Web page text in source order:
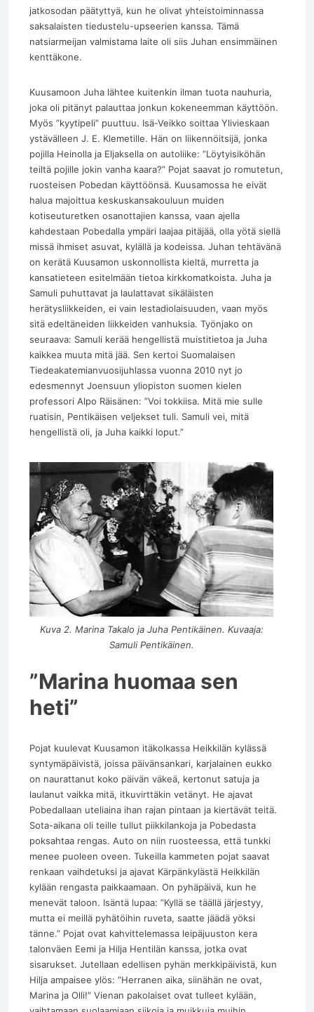
jatkosodan päätyttyä, kun he olivat yhteistoiminnassa
saksalaisten tiedustelu-upseerien kanssa. Tämä
natsiarmeijan valmistama laite oli siis Juhan ensimmäinen
kenttäkone.
Kuusamoon Juha lähtee kuitenkin ilman tuota nauhuria,
joka oli pitänyt palauttaa jonkun kokeneemman käyttöön.
Myös ”kyytipeli” puuttuu. Isä-Veikko soittaa Ylivieskaan
ystävälleen J. E. Klemetille. Hän on liikennöitsijä, jonka
pojilla Heinolla ja Eljaksella on autoliike: ”Löytyisiköhän
teiltä pojille jokin vanha kaara?” Pojat saavat jo romutetun,
ruosteisen Pobedan käyttöönsä. Kuusamossa he eivät
halua majoittua keskuskansakouluun muiden
kotiseuturetken osanottajien kanssa, vaan ajella
kahdestaan Pobedalla ympäri laajaa pitäjää, olla yötä siellä
missä ihmiset asuvat, kylällä ja kodeissa. Juhan tehtävänä
on kerätä Kuusamon uskonnollista kieltä, murretta ja
kansatieteen esitelmään tietoa kirkkomatkoista. Juha ja
Samuli puhuttavat ja laulattavat sikäläisten
herätysliikkeiden, ei vain lestadiolaisuuden, vaan myös
sitä edeltäneiden liikkeiden vanhuksia. Työnjako on
seuraava: Samuli kerää hengellistä muistitietoa ja Juha
kaikkea muuta mitä jää. Sen kertoi Suomalaisen
Tiedeakatemianvuosijuhlassa vuonna 2010 nyt jo
edesmennyt Joensuun yliopiston suomen kielen
professori Alpo Räisänen: ”Voi tokkiisa. Mitä mie sulle
ruatisin, Pentikäisen veljekset tuli. Samuli vei, mitä
hengellistä oli, ja Juha kaikki loput.”
Kuva 2. Marina Takalo ja Juha Pentikäinen. Kuvaaja:
Samuli Pentikäinen.
”Marina huomaa sen
heti”
Pojat kuulevat Kuusamon itäkolkassa Heikkilän kylässä
syntymäpäivistä, joissa päivänsankari, karjalainen eukko
on naurattanut koko päivän väkeä, kertonut satuja ja
laulanut vaikka mitä, itkuvirttäkin vetänyt. He ajavat
Pobedallaan uteliaina ihan rajan pintaan ja kiertävät teitä.
Sota-aikana oli teille tullut piikkilankoja ja Pobedasta
poksahtaa rengas. Auto on niin ruosteessa, että tunkki
menee puoleen oveen. Tukeilla kammeten pojat saavat
renkaan vaihdetuksi ja ajavat Kärpänkylästä Heikkilän
kylään rengasta paikkaamaan. On pyhäpäivä, kun he
menevät taloon. Isäntä lupaa: ”Kyllä se täällä järjestyy,
mutta ei meillä pyhätöihin ruveta, saatte jäädä yöksi
tänne.” Pojat ovat kahvittelemassa leipäjuuston kera
talonväen Eemi ja Hilja Hentilän kanssa, jotka ovat
sisarukset. Jutellaan edellisen pyhän merkkipäivistä, kun
Hilja ampaisee ylös: ”Herranen aika, siinähän ne ovat,
Marina ja Olli!” Vienan pakolaiset ovat tulleet kylään,